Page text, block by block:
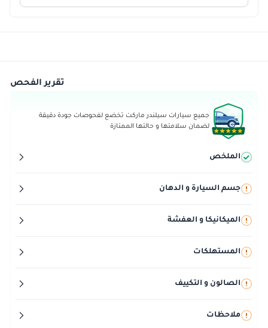
تقرير الفحص
جميع سيارات سيلندر ماركت تخضع لفحوصات جودة دقيقة
لضمان سلامتها و حالتها الممتازة
الملخص
جسم السيارة و الدهان
الميكانيكا و العفشة
المستهلكات
الصالون و التكييف
ملاحظات